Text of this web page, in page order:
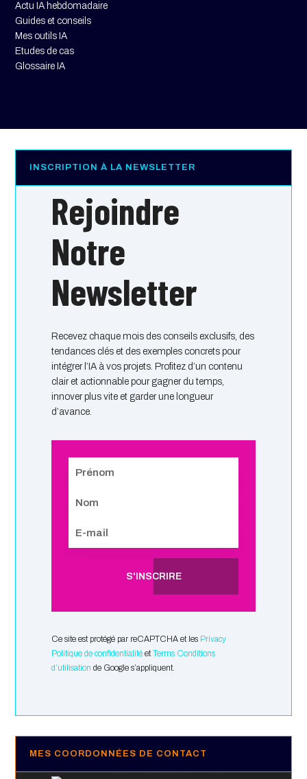
Actu IA hebdomadaire
Guides et conseils
Mes outils IA
Etudes de cas
Glossaire IA
INSCRIPTION À LA NEWSLETTER
Rejoindre
Notre
Newsletter
Recevez chaque mois des conseils exclusifs, des
tendances clés et des exemples concrets pour
intégrer l’IA à vos projets. Profitez d’un contenu
clair et actionnable pour gagner du temps,
innover plus vite et garder une longueur
d’avance.
S'INSCRIRE
Ce site est protégé par reCAPTCHA et les Privacy
Politique de confidentialitéetTerms Conditions
d’utilisationde Google s’appliquent.
MES COORDONNÉES DE CONTACT